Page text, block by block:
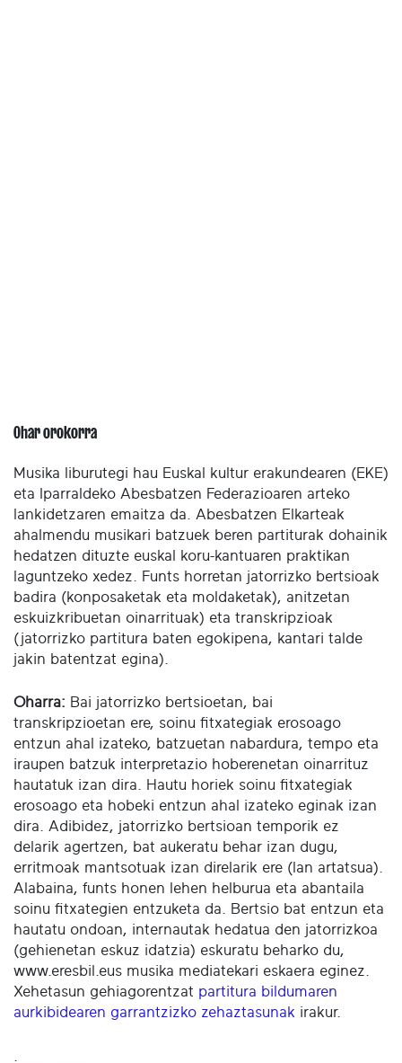
Ohar orokorra
Musika liburutegi hau Euskal kultur erakundearen (EKE)
eta Iparraldeko Abesbatzen Federazioaren arteko
lankidetzaren emaitza da. Abesbatzen Elkarteak
ahalmendu musikari batzuek beren partiturak dohainik
hedatzen dituzte euskal koru-kantuaren praktikan
laguntzeko xedez. Funts horretan jatorrizko bertsioak
badira (konposaketak eta moldaketak), anitzetan
eskuizkribuetan oinarrituak) eta transkripzioak
(jatorrizko partitura baten egokipena, kantari talde
jakin batentzat egina).
Oharra: Bai jatorrizko bertsioetan, bai
transkripzioetan ere, soinu fitxategiak erosoago
entzun ahal izateko, batzuetan nabardura, tempo eta
iraupen batzuk interpretazio hoberenetan oinarrituz
hautatuk izan dira. Hautu horiek soinu fitxategiak
erosoago eta hobeki entzun ahal izateko eginak izan
dira. Adibidez, jatorrizko bertsioan temporik ez
delarik agertzen, bat aukeratu behar izan dugu,
erritmoak mantsotuak izan direlarik ere (lan artatsua).
Alabaina, funts honen lehen helburua eta abantaila
soinu fitxategien entzuketa da. Bertsio bat entzun eta
hautatu ondoan, internautak hedatua den jatorrizkoa
(gehienetan eskuz idatzia) eskuratu beharko du,
www.eresbil.eus musika mediatekari eskaera eginez.
Xehetasun gehiagorentzat partitura bildumaren
aurkibidearen garrantzizko zehaztasunak irakur.